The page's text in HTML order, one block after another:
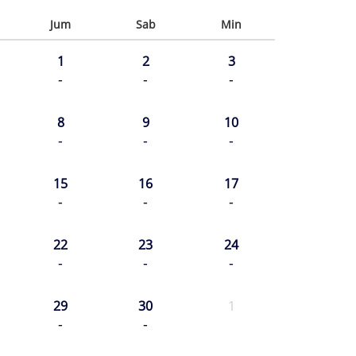
Jum Sab Min
1
-
2
-
3
-
8
-
9
-
10
-
15
-
16
-
17
-
22
-
23
-
24
-
29
-
30
-
1